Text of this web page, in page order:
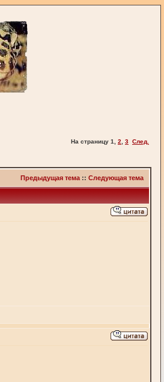
На страницу 1 2 3 След.
Предыдущая тема :: Следующая тема